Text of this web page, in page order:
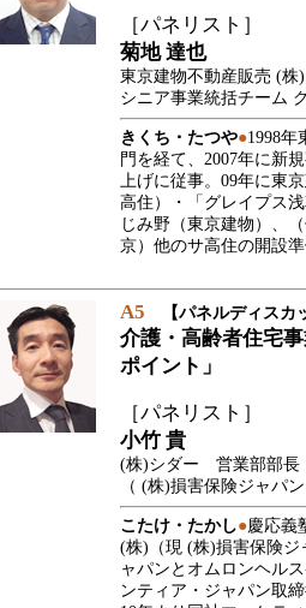
［パネリスト］
菊地 達也
東京建物不動産販売 (
シニア事業統括チーム
きくち・たつや●1998年
門を経て、2007年に新
上げに従事。09年に東
高住）・「グレイプス
じみ野（東京建物）、
京）他のサ高住の開設
A5 【パネルディスカ
介護・高齢者住宅
ポイント」
［パネリスト］
小竹 貴
(株)シダー 営業部部長
（ (株)損害保険ジャパ
こたけ・たかし●慶応義
(株)（現 (株)損害保険ジ
ャパンとオムロンヘル
ンティア・ジャパン取